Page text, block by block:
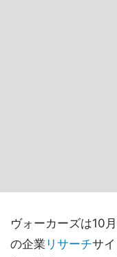
ヴォーカーズは10
の企業 リサーチサ